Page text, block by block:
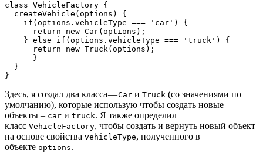
class VehicleFactory {
  createVehicle(options) {
    if(options.vehicleType === 'car') {
      return new Car(options);
    } else if(options.vehicleType === 'truck') {
      return new Truck(options);
      }
  }
}
Здесь, я создал два класса —Car и Truck (со значениями по
умолчанию), которые использую чтобы создать новые
объекты – car и truck. Я также определил
класс VehicleFactory, чтобы создать и вернуть новый объект
на основе свойства vehicleType, полученного в
объекте options.